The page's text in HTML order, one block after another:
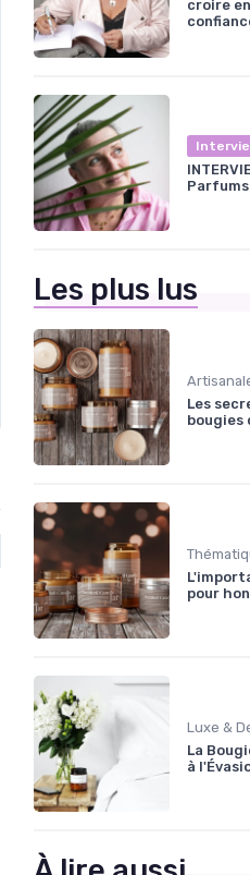
croire
Parfums
Les plus lus
Les
bougies
pour
Luxe &
La
à